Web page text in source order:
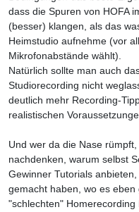
dass die Spuren von HOFA
(besser) klangen, als das
Heimstudio aufnehme (vor
Mikrofonabstände wählt).
Natürlich sollte man auch
Studiorecording nicht
deutlich mehr Recording-
realistischen
Und wer da die Nase
nachdenken, warum selbst
Gewinner Tutorials
gemacht haben, wo es
"schlechten"